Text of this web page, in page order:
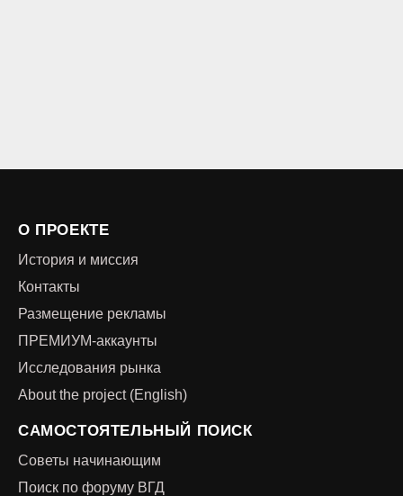
О ПРОЕКТЕ
История и миссия
Контакты
Размещение рекламы
ПРЕМИУМ-аккаунты
Исследования рынка
About the project (English)
САМОСТОЯТЕЛЬНЫЙ ПОИСК
Советы начинающим
Поиск по форуму ВГД